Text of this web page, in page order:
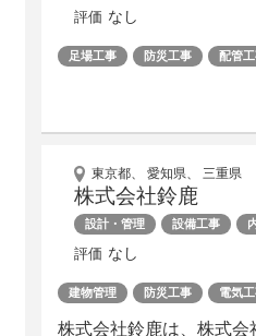
評価 なし
足場工事 防災工事 配管
東京都、 愛知県、 三重県
株式会社鈴鹿
設計・管理 設備工事
評価 なし
建物管理 防災工事 電気
株式会社鈴鹿は、株式